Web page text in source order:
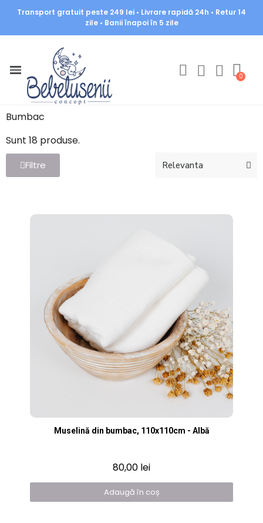
Transport gratuit peste 249 lei • Livrare rapidă 24h • Retur 14
zile • Banii înapoi în 5 zile
Bumbac
Sunt 18 produse.
Filtre
Vizualizare rapidă
Muselină din bumbac, 110x110cm - Albă
80,00 lei
Adaugă în coș